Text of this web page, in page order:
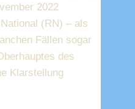
2022
(RN) – als
Fällen sogar
des
Klarstellung